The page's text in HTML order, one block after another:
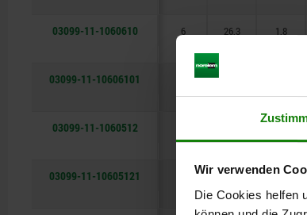
Wir verwenden
Die Cookies helfen
03099-11-1060610 6 26,3 1,8
03099-11-10606101
03099-11-1060512
03099-11-10605121 31,1 1,3